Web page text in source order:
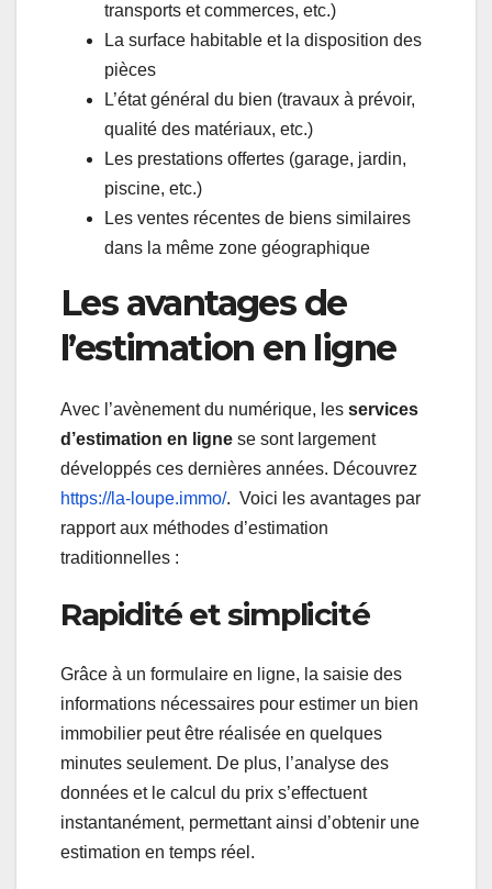
transports et commerces, etc.)
La surface habitable et la disposition des
pièces
L’état général du bien (travaux à prévoir,
qualité des matériaux, etc.)
Les prestations offertes (garage, jardin,
piscine, etc.)
Les ventes récentes de biens similaires
dans la même zone géographique
Les avantages de
l’estimation en ligne
Avec l’avènement du numérique, les services
d’estimation en ligne se sont largement
développés ces dernières années. Découvrez
https://la-loupe.immo/. Voici les avantages par
rapport aux méthodes d’estimation
traditionnelles :
Rapidité et simplicité
Grâce à un formulaire en ligne, la saisie des
informations nécessaires pour estimer un bien
immobilier peut être réalisée en quelques
minutes seulement. De plus, l’analyse des
données et le calcul du prix s’effectuent
instantanément, permettant ainsi d’obtenir une
estimation en temps réel.